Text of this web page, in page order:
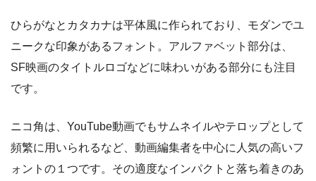
ひらがなとカタカナは平体風に作られており、モダンでユ
ニークな印象があるフォント。アルファベット部分は、
SF映画のタイトルロゴなどに味わいがある部分にも注目
です。
ニコ角は、YouTube動画でもサムネイルやテロップとして
頻繁に用いられるなど、動画編集者を中心に人気の高いフ
ォントの１つです。その適度なインパクトと落ち着きのあ